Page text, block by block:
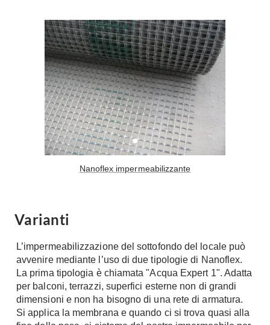
Nanoflex impermeabilizzante
Varianti
L’impermeabilizzazione del sottofondo del locale può
avvenire mediante l’uso di due tipologie di Nanoflex.
La prima tipologia è chiamata "Acqua Expert 1". Adatta
per balconi, terrazzi, superfici esterne non di grandi
dimensioni e non ha bisogno di una rete di armatura.
Si applica la membrana e quando ci si trova quasi alla